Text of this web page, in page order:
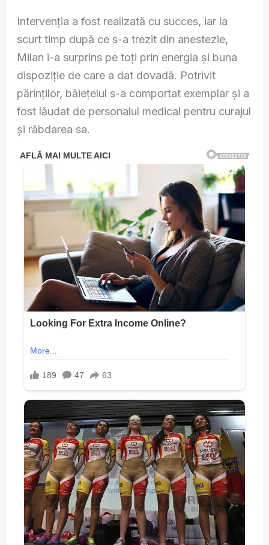
Intervenția a fost realizată cu succes, iar la
scurt timp după ce s-a trezit din anestezie,
Milan i-a surprins pe toți prin energia și buna
dispoziție de care a dat dovadă. Potrivit
părinților, băiețelul s-a comportat exemplar și a
fost lăudat de personalul medical pentru curajul
și răbdarea sa.